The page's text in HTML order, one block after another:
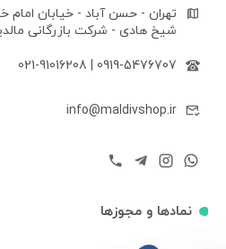
تهران - حسن آباد - خیابان امام
شیخ هادی - شرکت بازرگانی
0919-5476707
021-91016208
info@maldivshop.ir
نمادها و مجوزها